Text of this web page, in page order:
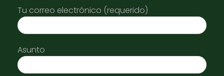
Tu correo electrónico (requerido)
Asunto